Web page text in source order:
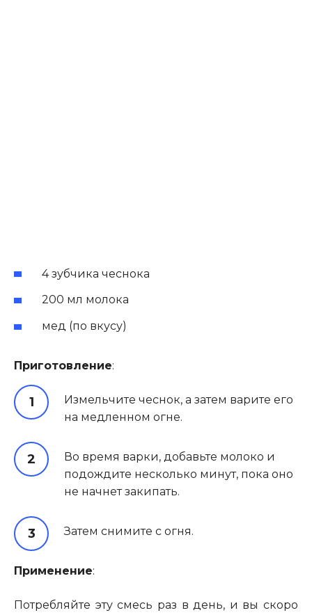
4 зубчика чеснока
200 мл молока
мед (по вкусу)
Приготовление:
Измельчите чеснок, а затем варите его
на медленном огне.
Во время варки, добавьте молоко и
подождите несколько минут, пока оно
не начнет закипать.
Затем снимите с огня.
Применение:
Потребляйте эту смесь раз в день, и вы скоро